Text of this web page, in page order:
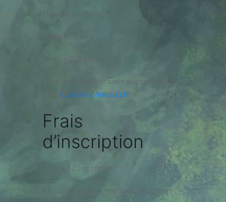
3 Rounds Swiss
Tournoi SUL Regular
Les scores sont transmis au championnat
https://unityleague.ch/
Frais
d’inscription
6.- ou 6 AZ l’inscription*
5.- ou 5 AZ pour les membres d’Azcanta*